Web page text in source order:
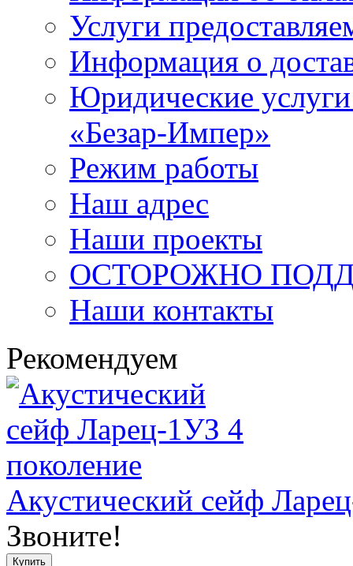
Услуги
Информация о
Юридические
«Безар-Импер»
Режим работы
Наш адрес
Наши проекты
ОСТОРОЖНО
Наши контакты
Рекомендуем
Акустический сейф
Звоните!